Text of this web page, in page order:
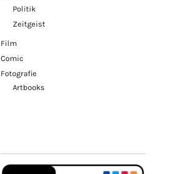
Politik
Zeitgeist
Film
Comic
Fotografie
Artbooks